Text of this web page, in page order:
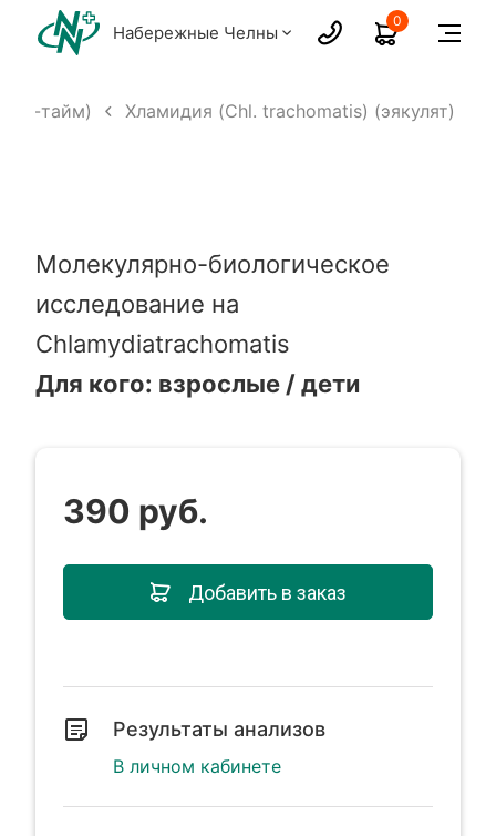
Набережные Челны
0
тайм) Хламидия (Chl. trachomatis) (эякулят)
Молекулярно-биологическое
исследование на
Chlamydiatrachomatis
Для кого: взрослые / дети
390 руб.
Добавить в заказ
Результаты анализов
В личном кабинете